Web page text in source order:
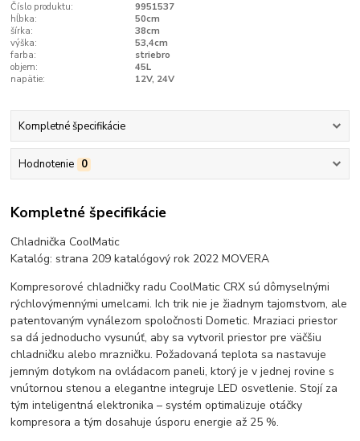
Číslo produktu:
9951537
hĺbka:
50cm
šírka:
38cm
výška:
53,4cm
farba:
striebro
objem:
45L
napätie:
12V, 24V
Kompletné špecifikácie
Hodnotenie 0
Kompletné špecifikácie
Chladnička CoolMatic
Katalóg: strana 209 katalógový rok 2022 MOVERA
Kompresorové chladničky radu CoolMatic CRX sú dômyselnými
rýchlovýmennými umelcami. Ich trik nie je žiadnym tajomstvom, ale
patentovaným vynálezom spoločnosti Dometic. Mraziaci priestor
sa dá jednoducho vysunúť, aby sa vytvoril priestor pre väčšiu
chladničku alebo mrazničku. Požadovaná teplota sa nastavuje
jemným dotykom na ovládacom paneli, ktorý je v jednej rovine s
vnútornou stenou a elegantne integruje LED osvetlenie. Stojí za
tým inteligentná elektronika – systém optimalizuje otáčky
kompresora a tým dosahuje úsporu energie až 25 %.